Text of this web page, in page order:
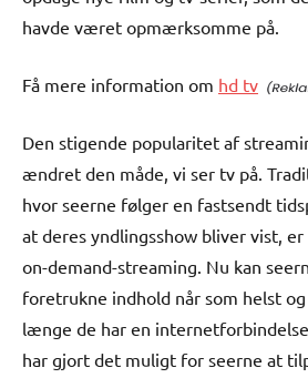
havde været opmærksomme på.
Få mere information om hd tv
Den stigende popularitet af
ændret den måde, vi ser tv på.
hvor seerne følger en fastsendt
at deres yndlingsshow bliver vist,
on-demand-streaming. Nu kan
foretrukne indhold når som helst
længe de har en
har gjort det muligt for seerne at